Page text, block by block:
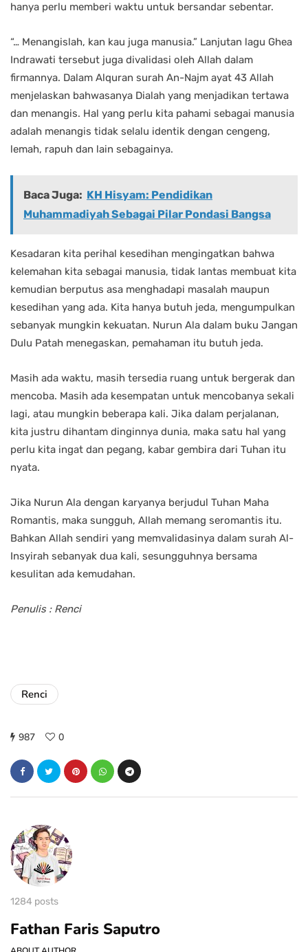
hanya perlu memberi waktu untuk bersandar sebentar.
“… Menangislah, kan kau juga manusia.” Lanjutan lagu Ghea
Indrawati tersebut juga divalidasi oleh Allah dalam
firmannya. Dalam Alquran surah An-Najm ayat 43 Allah
menjelaskan bahwasanya Dialah yang menjadikan tertawa
dan menangis. Hal yang perlu kita pahami sebagai manusia
adalah menangis tidak selalu identik dengan cengeng,
lemah, rapuh dan lain sebagainya.
Baca Juga: KH Hisyam: Pendidikan
Muhammadiyah Sebagai Pilar Pondasi Bangsa
Kesadaran kita perihal kesedihan mengingatkan bahwa
kelemahan kita sebagai manusia, tidak lantas membuat kita
kemudian berputus asa menghadapi masalah maupun
kesedihan yang ada. Kita hanya butuh jeda, mengumpulkan
sebanyak mungkin kekuatan. Nurun Ala dalam buku Jangan
Dulu Patah menegaskan, pemahaman itu butuh jeda.
Masih ada waktu, masih tersedia ruang untuk bergerak dan
mencoba. Masih ada kesempatan untuk mencobanya sekali
lagi, atau mungkin beberapa kali. Jika dalam perjalanan,
kita justru dihantam dinginnya dunia, maka satu hal yang
perlu kita ingat dan pegang, kabar gembira dari Tuhan itu
nyata.
Jika Nurun Ala dengan karyanya berjudul Tuhan Maha
Romantis, maka sungguh, Allah memang seromantis itu.
Bahkan Allah sendiri yang memvalidasinya dalam surah Al-
Insyirah sebanyak dua kali, sesungguhnya bersama
kesulitan ada kemudahan.
Penulis : Renci
Renci
987 0
1284 posts
Fathan Faris Saputro